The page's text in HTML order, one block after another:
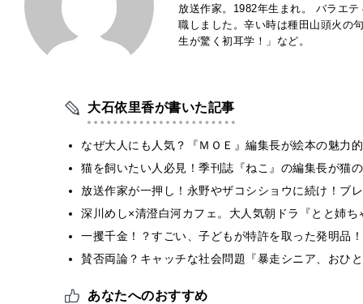
放送作家。1982年生まれ。 バラエ
職しました。辛い時は種田山頭火の
生が驚く初耳学！」など。
大石依里香が書いた記事
なぜ大人にも人気？『ＭＯＥ』編集長が絵本の魅力
猫を飼いたい人必見！季刊誌『ねこ』の編集長が猫
放送作家が一押し！永野やザコシショウに続け！ブ
深川めし×清澄白河カフェ。大人気朝ドラ『とと姉
一攫千金！？すごい、子どもが特許を取った発明品！
賛否両論？キャッチな社会問題『暴走シニア、おひ
あなたへのおすすめ